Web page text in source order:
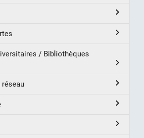
/ Bibliothèques